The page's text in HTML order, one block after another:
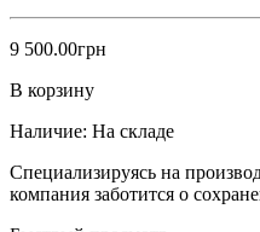
9 500.00грн
В корзину
Наличие: На складе
Специализируясь на
компания заботится о